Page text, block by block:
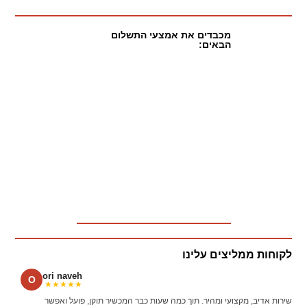
מכבדים את אמצעי התשלום
הבאים:
לקוחות ממליצים עלינו
O ori naveh
★★★★★
שירות אדיב, מקצועי ומהיר. תוך כמה שעות כבר המכשיר תוקן, פועל ואפשר